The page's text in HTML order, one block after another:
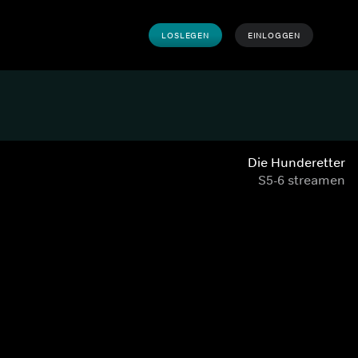
LOSLEGEN EINLOGGEN
Die Hunderetter
S5-6 streamen